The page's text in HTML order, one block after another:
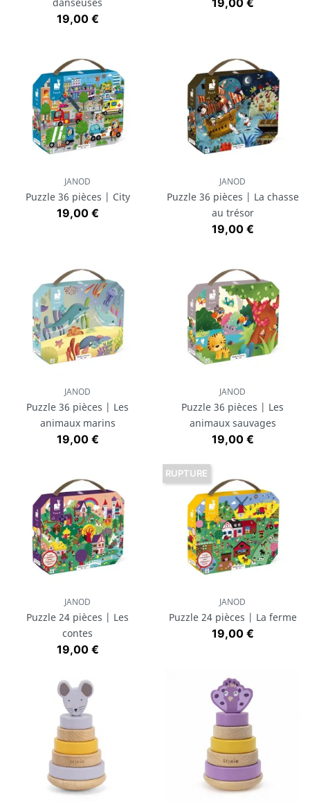
Prix
19,00 €
19,00 €
JANOD
Puzzle 36 pièces | City
Prix
19,00 €
JANOD
Puzzle 36 pièces | La chasse
au trésor
Prix
19,00 €
JANOD
Puzzle 36 pièces | Les
animaux marins
Prix
19,00 €
JANOD
Puzzle 36 pièces | Les
animaux sauvages
Prix
19,00 €
JANOD
Puzzle 24 pièces | Les
contes
Prix
19,00 €
JANOD
Puzzle 24 pièces | La ferme
Prix
19,00 €
RUPTURE